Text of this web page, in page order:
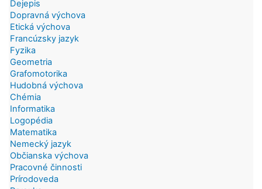
Dejepis
Dopravná výchova
Etická výchova
Francúzsky jazyk
Fyzika
Geometria
Grafomotorika
Hudobná výchova
Chémia
Informatika
Logopédia
Matematika
Nemecký jazyk
Občianska výchova
Pracovné činnosti
Prírodoveda